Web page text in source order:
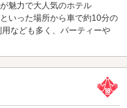
魅力で大人気のホテル
いった場所から車で約10分の
なども多く、パーティーや